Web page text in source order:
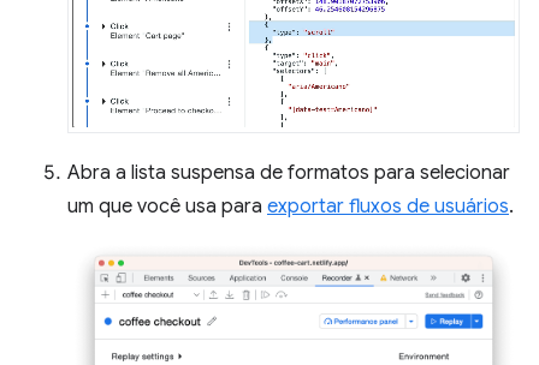
Abra a lista suspensa de formatos para selecionar
um que você usa para exportar fluxos de usuários.